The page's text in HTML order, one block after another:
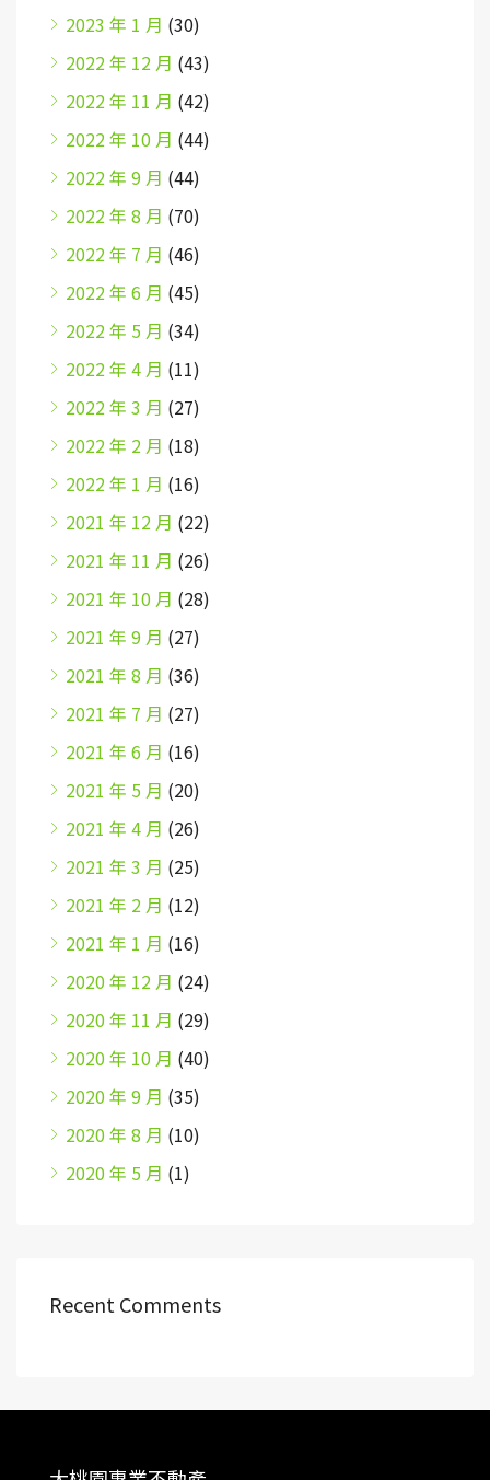
2023 年 1 月 (30)
2022 年 12 月 (43)
2022 年 11 月 (42)
2022 年 10 月 (44)
2022 年 9 月 (44)
2022 年 8 月 (70)
2022 年 7 月 (46)
2022 年 6 月 (45)
2022 年 5 月 (34)
2022 年 4 月 (11)
2022 年 3 月 (27)
2022 年 2 月 (18)
2022 年 1 月 (16)
2021 年 12 月 (22)
2021 年 11 月 (26)
2021 年 10 月 (28)
2021 年 9 月 (27)
2021 年 8 月 (36)
2021 年 7 月 (27)
2021 年 6 月 (16)
2021 年 5 月 (20)
2021 年 4 月 (26)
2021 年 3 月 (25)
2021 年 2 月 (12)
2021 年 1 月 (16)
2020 年 12 月 (24)
2020 年 11 月 (29)
2020 年 10 月 (40)
2020 年 9 月 (35)
2020 年 8 月 (10)
2020 年 5 月 (1)
Recent Comments